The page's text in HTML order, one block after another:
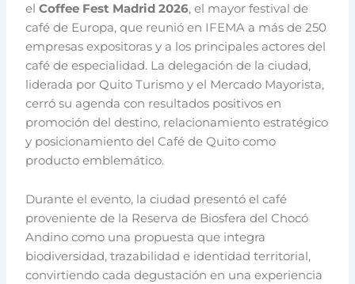
elCoffee Fest Madrid 2026, el mayor festival de
café de Europa, que reunió en IFEMA a más de 250
empresas expositoras y a los principales actores del
café de especialidad. La delegación de la ciudad,
liderada por Quito Turismo y el Mercado Mayorista,
cerró su agenda con resultados positivos en
promoción del destino, relacionamiento estratégico
y posicionamiento del Café de Quito como
producto emblemático.
Durante el evento, la ciudad presentó el café
proveniente de la Reserva de Biosfera del Chocó
Andino como una propuesta que integra
biodiversidad, trazabilidad e identidad territorial,
convirtiendo cada degustación en una experiencia